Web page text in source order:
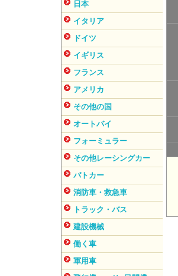
日本
イタリア
ドイツ
イギリス
フランス
アメリカ
その他の国
オートバイ
フォーミュラー
その他レーシングカー
パトカー
消防車・救急車
トラック・バス
建設機械
働く車
軍用車